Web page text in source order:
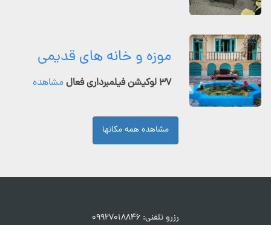
موزه و خانه های قدیمی
۳۷ لوکیشن فیلمبرداری فعال مشاهده
مشاهده همه مکانها
رزرو تلفنی: ۰۹۹۲۷۰۱۸۸۴۶